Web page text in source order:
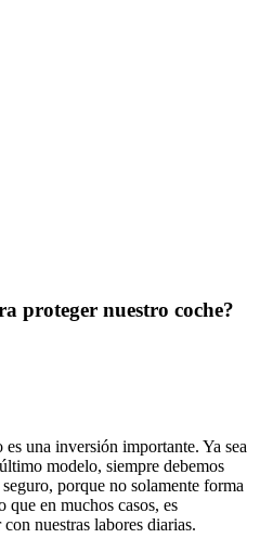
proteger nuestro coche?
una inversión importante. Ya sea
modelo, siempre debemos
porque no solamente forma
que en muchos casos, es
nuestras labores diarias.